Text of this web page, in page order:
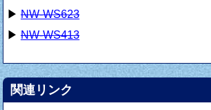
▶NW-WS623
▶NW-WS413
関連リンク